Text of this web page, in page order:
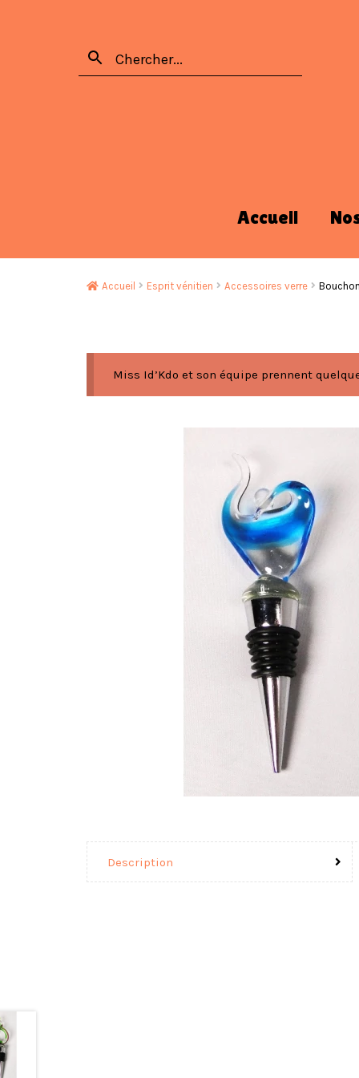
Accueil
Accueil Esprit vénitien Accessoires verre
Miss Id’Kdo et son équipe prennent
Description